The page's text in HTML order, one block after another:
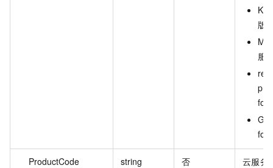
版
服
for
for
ProductCode string 否 云服务